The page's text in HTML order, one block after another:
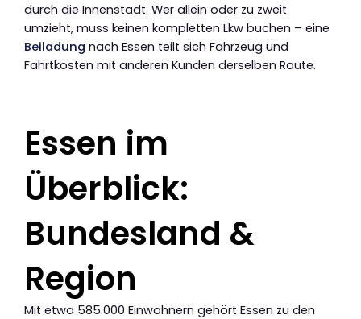
durch die Innenstadt. Wer allein oder zu zweit
umzieht, muss keinen kompletten Lkw buchen – eine
Beiladung nach Essen teilt sich Fahrzeug und
Fahrtkosten mit anderen Kunden derselben Route.
Essen im
Überblick:
Bundesland &
Region
Mit etwa 585.000 Einwohnern gehört Essen zu den